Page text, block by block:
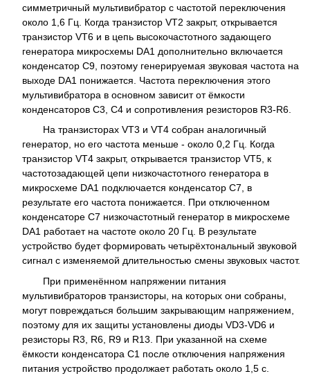
симметричный мультивибратор с частотой переключения
около 1,6 Гц. Когда транзистор VT2 закрыт, открывается
транзистор VT6 и в цепь высокочастотного задающего
генератора микросхемы DA1 дополнительно включается
конденсатор C9, поэтому генерируемая звуковая частота на
выходе DA1 понижается. Частота переключения этого
мультивибратора в основном зависит от ёмкости
конденсаторов C3, C4 и сопротивления резисторов R3-R6.
На транзисторах VT3 и VT4 собран аналогичный
генератор, но его частота меньше - около 0,2 Гц. Когда
транзистор VT4 закрыт, открывается транзистор VT5, к
частотозадающей цепи низкочастотного генератора в
микросхеме DA1 подключается конденсатор C7, в
результате его частота понижается. При отключенном
конденсаторе C7 низкочастотный генератор в микросхеме
DA1 работает на частоте около 20 Гц. В результате
устройство будет формировать четырёхтональный звуковой
сигнал с изменяемой длительностью смены звуковых частот.
При применённом напряжении питания
мультивибраторов транзисторы, на которых они собраны,
могут повреждаться большим закрывающим напряжением,
поэтому для их защиты установлены диоды VD3-VD6 и
резисторы R3, R6, R9 и R13. При указанной на схеме
ёмкости конденсатора C1 после отключения напряжения
питания устройство продолжает работать около 1,5 с.